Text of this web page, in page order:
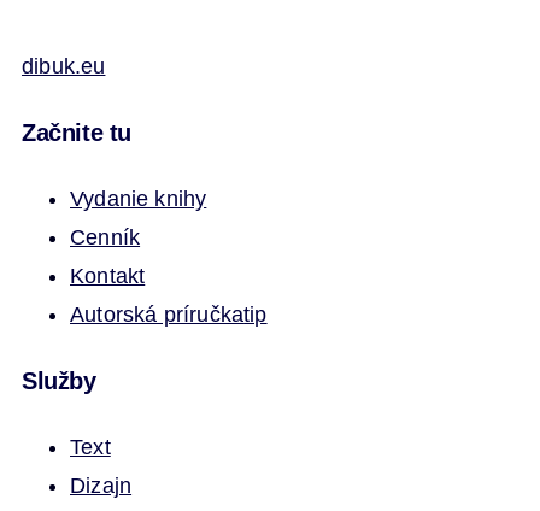
dibuk.eu
Začnite tu
Vydanie knihy
Cenník
Kontakt
Autorská príručkatip
Služby
Text
Dizajn